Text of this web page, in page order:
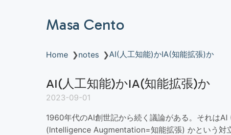
Masa Cento
Home ❯notes ❯AI(人工知能)かIA(知能拡張)か
AI(人工知能)かIA(知能拡張)か
2023-09-01
1960年代のAI創世記から続く議論がある。それは
(Intelligence Augmentation=知能拡張) かという対